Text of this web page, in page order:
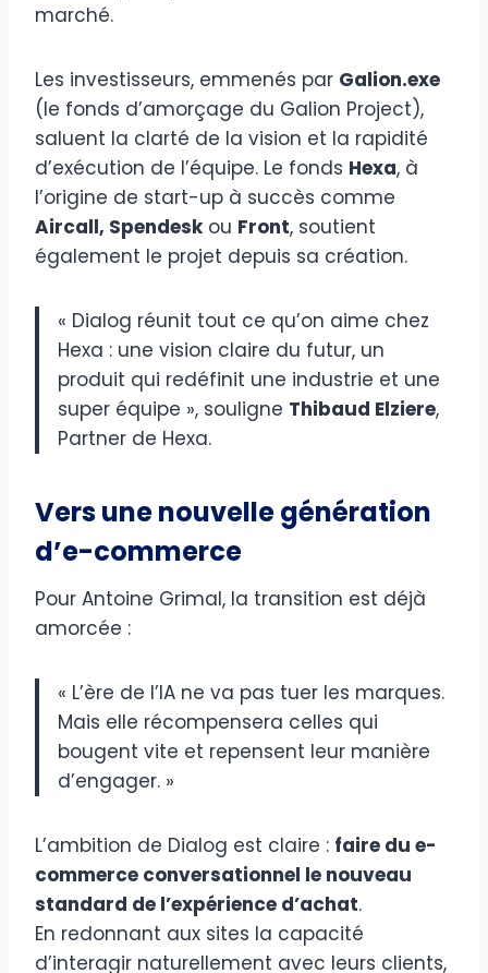
marché.
Les investisseurs, emmenés par Galion.exe
(le fonds d’amorçage du Galion Project),
saluent la clarté de la vision et la rapidité
d’exécution de l’équipe. Le fonds Hexa, à
l’origine de start-up à succès comme
Aircall, Spendeskou Front, soutient
également le projet depuis sa création.
« Dialog réunit tout ce qu’on aime chez
Hexa : une vision claire du futur, un
produit qui redéfinit une industrie et une
super équipe », souligne Thibaud Elziere,
Partner de Hexa.
Vers une nouvelle génération
d’e-commerce
Pour Antoine Grimal, la transition est déjà
amorcée :
« L’ère de l’IA ne va pas tuer les marques.
Mais elle récompensera celles qui
bougent vite et repensent leur manière
d’engager. »
L’ambition de Dialog est claire : faire du e-
commerce conversationnel le nouveau
standard de l’expérience d’achat.
En redonnant aux sites la capacité
d’interagir naturellement avec leurs clients,